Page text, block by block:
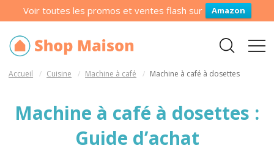
Voir toutes les promos et ventes flash sur Amazon
Accueil Cuisine Machine à café Machine à café à dosettes
Machine à café à dosettes :
Guide d’achat